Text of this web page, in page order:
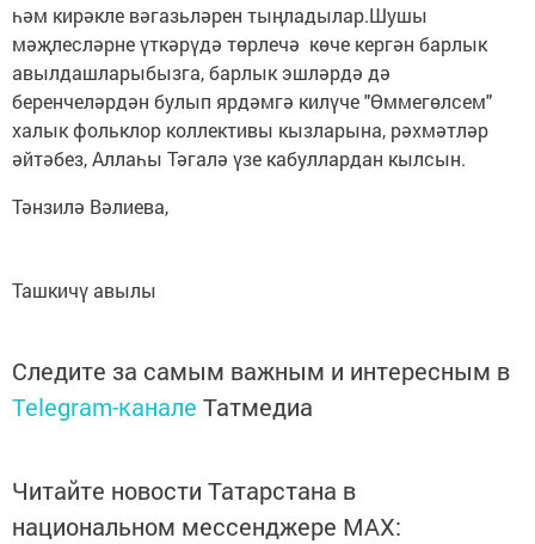
һәм кирәкле вәгазьләрен тыңладылар.Шушы
мәҗлесләрне үткәрүдә төрлечә көче кергән барлык
авылдашларыбызга, барлык эшләрдә дә
беренчеләрдән булып ярдәмгә килүче "Өммегөлсем"
халык фольклор коллективы кызларына, рәхмәтләр
әйтәбез, Аллаһы Тәгалә үзе кабуллардан кылсын.
Тәнзилә Вәлиева,
Ташкичү авылы
Следите за самым важным и интересным в
Telegram-канале Татмедиа
Читайте новости Татарстана в
национальном мессенджере MАХ: